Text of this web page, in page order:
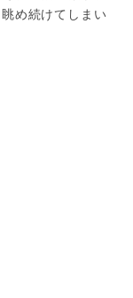
め続けてしまい